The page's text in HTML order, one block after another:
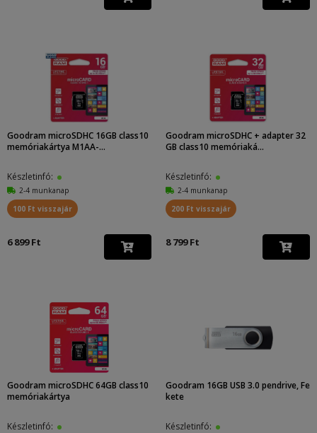
Goodram microSDHC 16GB class10
memóriakártya M1AA-...
Készletinfó:
2-4 munkanap
100 Ft visszajár
6 899 Ft
Goodram microSDHC + adapter 32
GB class10 memóriaká...
Készletinfó:
2-4 munkanap
200 Ft visszajár
8 799 Ft
Goodram microSDHC 64GB class10
memóriakártya
Készletinfó:
Goodram 16GB USB 3.0 pendrive, Fe
kete
Készletinfó: